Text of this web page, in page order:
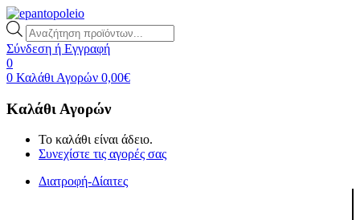
Products
search
Σύνδεση ή Εγγραφή
0
0 Καλάθι Αγορών 0,00€
Καλάθι Αγορών
Το καλάθι είναι άδειο.
Συνεχίστε τις αγορές σας
Διατροφή-Δίαιτες